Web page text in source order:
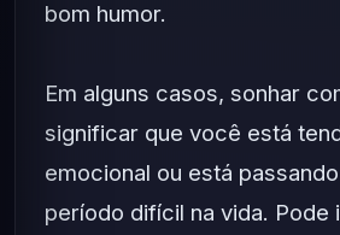
bom humor.
Em alguns casos, sonhar
significar que você está
emocional ou está
período difícil na vida. Pode